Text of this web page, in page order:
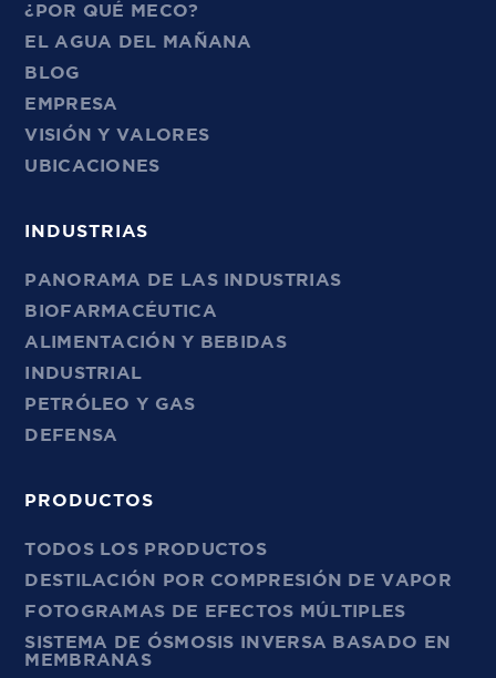
¿POR QUÉ MECO?
EL AGUA DEL MAÑANA
BLOG
EMPRESA
VISIÓN Y VALORES
UBICACIONES
INDUSTRIAS
PANORAMA DE LAS INDUSTRIAS
BIOFARMACÉUTICA
ALIMENTACIÓN Y BEBIDAS
INDUSTRIAL
PETRÓLEO Y GAS
DEFENSA
PRODUCTOS
TODOS LOS PRODUCTOS
DESTILACIÓN POR COMPRESIÓN DE VAPOR
FOTOGRAMAS DE EFECTOS MÚLTIPLES
SISTEMA DE ÓSMOSIS INVERSA BASADO EN
MEMBRANAS